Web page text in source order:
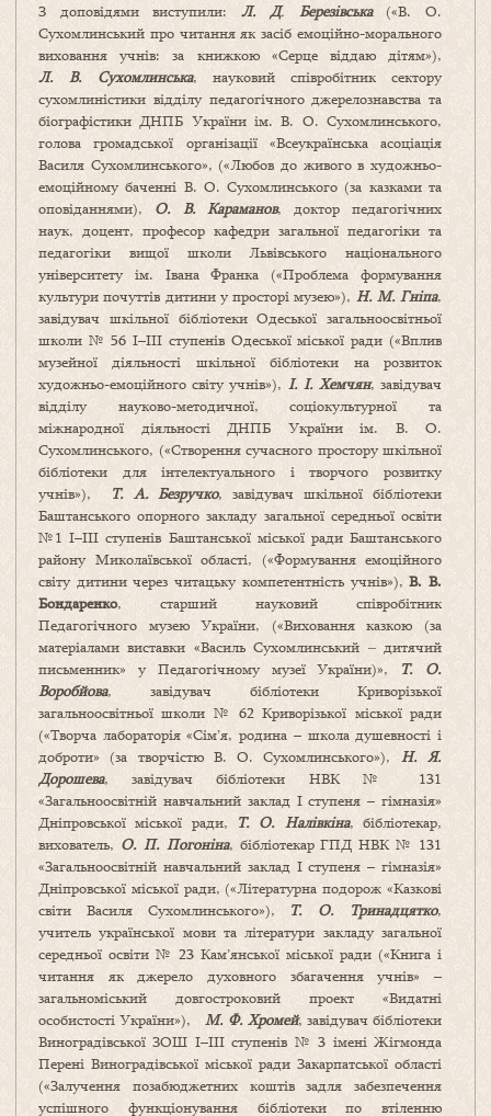
З доповідями виступили: Л. Д. Березівська(«В. О.
Сухомлинський про читання як засіб емоційно-морального
виховання учнів: за книжкою «Серце віддаю дітям»),
Л. В. Сухомлинська, науковий співробітник сектору
сухомлиністики відділу педагогічного джерелознавства та
біографістики ДНПБ України ім. В. О. Сухомлинського,
голова громадської організації «Всеукраїнська асоціація
Василя Сухомлинського», («Любов до живого в художньо-
емоційному баченні В. О. Сухомлинського (за казками та
оповіданнями), О. В. Караманов, доктор педагогічних
наук, доцент, професор кафедри загальної педагогіки та
педагогіки вищої школи Львівського національного
університету ім. Івана Франка («Проблема формування
культури почуттів дитини у просторі музею»), Н. М. Гніпа,
завідувач шкільної бібліотеки Одеської загальноосвітньої
школи № 56 І–ІІІ ступенів Одеської міської ради («Вплив
музейної діяльності шкільної бібліотеки на розвиток
художньо-емоційного світу учнів»), І. І. Хемчян, завідувач
відділу науково-методичної, соціокультурної та
міжнародної діяльності ДНПБ України ім. В. О.
Сухомлинського, («Створення сучасного простору шкільної
бібліотеки для інтелектуального і творчого розвитку
учнів»),
Т. А. Безручко, завідувач шкільної бібліотеки
Баштанського опорного закладу загальної середньої освіти
№1 І–ІІІ ступенів Баштанської міської ради Баштанського
району Миколаївської області, («Формування емоційного
світу дитини через читацьку компетентність учнів»),В. В.
Бондаренко, старший науковий співробітник
Педагогічного музею України, («Виховання казкою (за
матеріалами виставки «Василь Сухомлинський ‒ дитячий
письменник» у Педагогічному музеї України)»,
Т. О.
Воробйова, завідувач бібліотеки Криворізької
загальноосвітньої школи № 62 Криворізької міської ради
(«Творча лабораторія «Сім’я, родина – школа душевності і
доброти» (за творчістю В. О. Сухомлинського»), Н. Я.
Дорошева, завідувач бібліотеки НВК № 131
«Загальноосвітній навчальний заклад І ступеня – гімназія»
Дніпровської міської ради,
Т. О. Налівкіна, бібліотекар,
вихователь, О. П. Погоніна, бібліотекар ГПД НВК № 131
«Загальноосвітній навчальний заклад І ступеня – гімназія»
Дніпровської міської ради, («Літературна подорож «Казкові
світи Василя Сухомлинського»), Т. О. Тринадцятко,
учитель української мови та літератури закладу загальної
середньої освіти № 23 Кам’янської міської ради («Книга і
читання як джерело духовного збагачення учнів» –
загальноміський довгостроковий проект «Видатні
особистості України»), М. Ф. Хромей, завідувач бібліотеки
Виноградівської ЗОШ І–ІІІ ступенів № 3 імені Жігмонда
Перені Виноградівської міської ради Закарпатської області
(«Залучення позабюджетних коштів задля забезпечення
успішного функціонування бібліотеки по втіленню